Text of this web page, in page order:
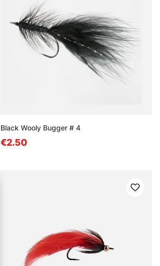
Black Wooly Bugger # 4
€2.50